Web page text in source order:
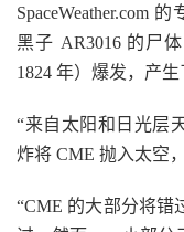
SpaceWeather.com
黑子 AR3016 的尸
1824 年）爆发，产
“来自太阳和日光层
炸将 CME 抛入太空
“CME 的大部分将错